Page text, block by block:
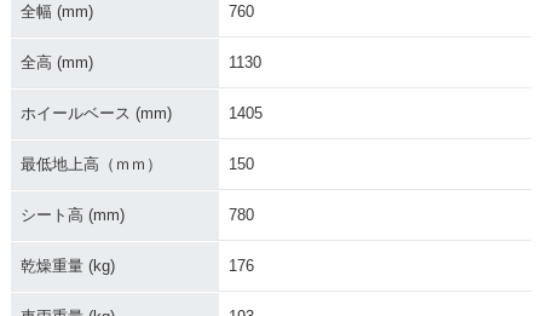
全幅 (mm) 760
全高 (mm) 1130
ホイールベース (mm) 1405
最低地上高（ｍｍ） 150
シート高 (mm) 780
乾燥重量 (kg) 176